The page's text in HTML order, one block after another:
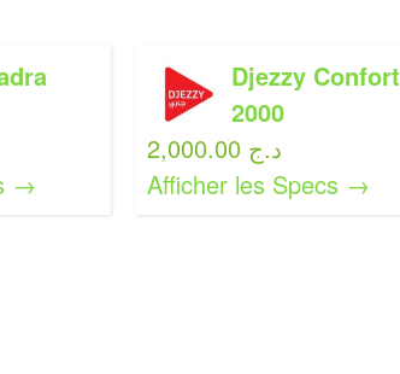
→
Djezzy Confort
2000
2,000.00 د.ج
Afficher les Specs →